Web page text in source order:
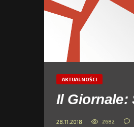
AKTUALNOŚCI
Il Giornale:
28.11.2018 2682